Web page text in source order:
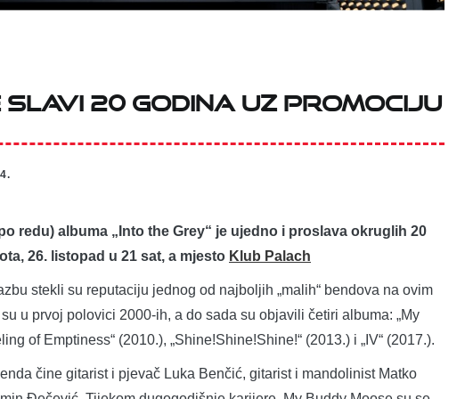
slavi 20 godina uz promociju
redu) albuma „Into the Grey“ je ujedno i proslava okruglih 20
26. listopad u 21 sat, a mjesto Klub Palach
stekli su reputaciju jednog od najboljih „malih“ bendova na ovim
u prvoj polovici 2000-ih, a do sada su objavili četiri albuma: „My
of Emptiness“ (2010.), „Shine!Shine!Shine!“ (2013.) i „IV“ (2017.).
čine gitarist i pjevač Luka Benčić, gitarist i mandolinist Matko